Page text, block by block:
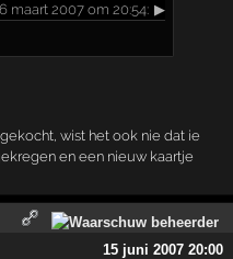
maart 2007 om 20:54: ▶
wist het ook nie dat ie
en een nieuw kaartje
15 juni 2007 20:00